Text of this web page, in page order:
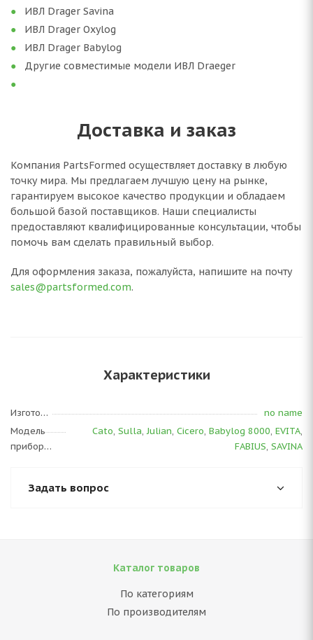
ИВЛ Drager Savina
ИВЛ Drager Oxylog
ИВЛ Drager Babylog
Другие совместимые модели ИВЛ Draeger
Доставка и заказ
Компания PartsFormed осуществляет доставку в любую
точку мира. Мы предлагаем лучшую цену на рынке,
гарантируем высокое качество продукции и обладаем
большой базой поставщиков. Наши специалисты
предоставляют квалифицированные консультации, чтобы
помочь вам сделать правильный выбор.
Для оформления заказа, пожалуйста, напишите на почту
sales@partsformed.com.
Характеристики
Изготовитель
no name
Модель
прибора
Cato, Sulla,Julian, Cicero, Babylog 8000, EVITA,
FABIUS, SAVINA
Задать вопрос
Каталог товаров
По категориям
По производителям